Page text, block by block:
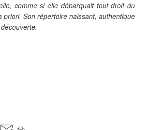
comme si elle débarquait tout droit du
Son répertoire naissant, authentique